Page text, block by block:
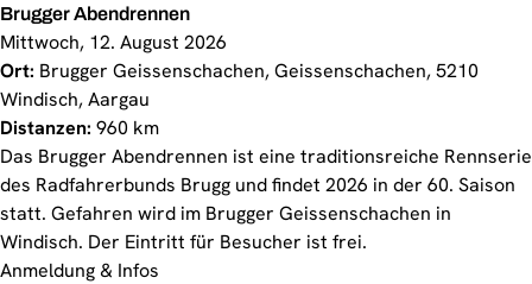
Brugger Abendrennen
Mittwoch, 12. August 2026
Ort: Brugger Geissenschachen, Geissenschachen, 5210
Windisch, Aargau
Distanzen: 960 km
Das Brugger Abendrennen ist eine traditionsreiche Rennserie
des Radfahrerbunds Brugg und findet 2026 in der 60. Saison
statt. Gefahren wird im Brugger Geissenschachen in
Windisch. Der Eintritt für Besucher ist frei.
Anmeldung & Infos